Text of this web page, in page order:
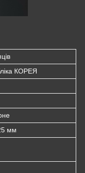
КОРЕЯ
мм